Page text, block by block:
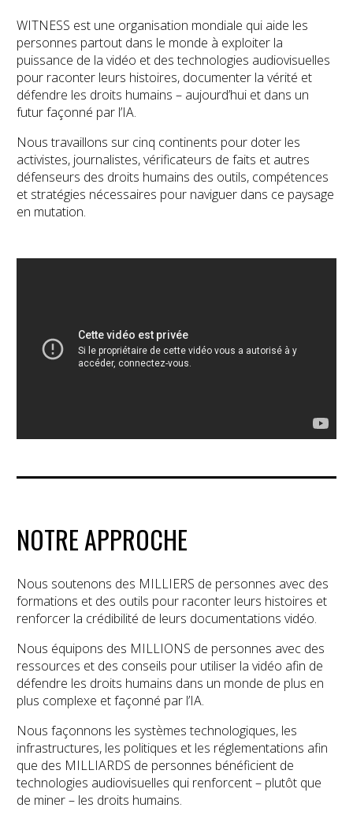
WITNESS est une organisation mondiale qui aide les
personnes partout dans le monde à exploiter la
puissance de la vidéo et des technologies audiovisuelles
pour raconter leurs histoires, documenter la vérité et
défendre les droits humains – aujourd’hui et dans un
futur façonné par l’IA.
Nous travaillons sur cinq continents pour doter les
activistes, journalistes, vérificateurs de faits et autres
défenseurs des droits humains des outils, compétences
et stratégies nécessaires pour naviguer dans ce paysage
en mutation.
NOTRE APPROCHE
Nous soutenons des MILLIERS de personnes avec des
formations et des outils pour raconter leurs histoires et
renforcer la crédibilité de leurs documentations vidéo.
Nous équipons des MILLIONS de personnes avec des
ressources et des conseils pour utiliser la vidéo afin de
défendre les droits humains dans un monde de plus en
plus complexe et façonné par l’IA.
Nous façonnons les systèmes technologiques, les
infrastructures, les politiques et les réglementations afin
que des MILLIARDS de personnes bénéficient de
technologies audiovisuelles qui renforcent – plutôt que
de miner – les droits humains.